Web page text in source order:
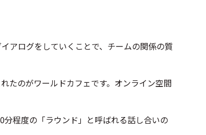
アログをしていくことで、チームの関係の質
たのがワールドカフェです。オンライン空間
程度の「ラウンド」と呼ばれる話し合いの